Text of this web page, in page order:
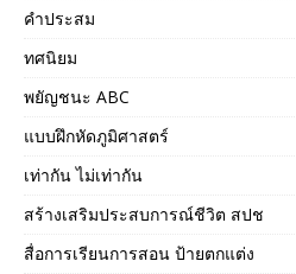
คำประสม
ทศนิยม
พยัญชนะ ABC
แบบฝึกหัดภูมิศาสตร์
เท่ากัน ไม่เท่ากัน
สร้างเสริมประสบการณ์ชีวิต สปช
สื่อการเรียนการสอน ป้ายตกแต่ง